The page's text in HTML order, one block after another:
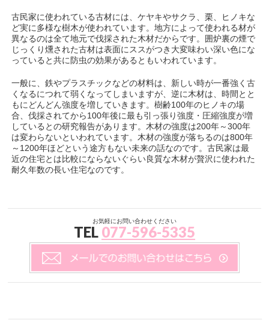
古民家に使われている古材には、ケヤキやサクラ、栗、ヒノキな
ど実に多様な樹木が使われています。地方によって使われる材が
異なるのは全て地元で伐採された木材だからです。囲炉裏の煙で
じっくり燻された古材は表面にススがつき大変味わい深い色にな
っていると共に防虫の効果があるともいわれています。
一般に、鉄やプラスチックなどの材料は、新しい時が一番強く古
くなるにつれて弱くなってしまいますが、逆に木材は、時間とと
もにどんどん強度を増していきます。樹齢100年のヒノキの場
合、伐採されてから100年後に最も引っ張り強度・圧縮強度が増
しているとの研究報告があります。木材の強度は200年～300年
は変わらないといわれています。木材の強度が落ちるのは800年
～1200年ほどという途方もない未来の話なのです。古民家は最
近の住宅とは比較にならないぐらい良質な木材が贅沢に使われた
耐久年数の長い住宅なのです。
お気軽にお問い合わせください
TEL 077-596-5335